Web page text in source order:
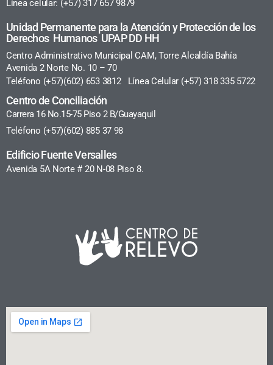
Línea celular: (+57) 317 657 9879
Unidad Permanente para la Atención y Protección de los
Derechos Humanos UPAP DD HH
Centro Administrativo Municipal CAM, Torre Alcaldía Bahía
Avenida 2 Norte No. 10 – 70
Teléfono (+57)(602) 653 3812 Línea Celular (+57) 318 335 5722
Centro de Conciliación
Carrera 16 No.15-75 Piso 2 B/Guayaquil
Teléfono (+57)(602) 885 37 98
Edificio Fuente Versalles
Avenida 5A Norte # 20 N-08 Piso 8.